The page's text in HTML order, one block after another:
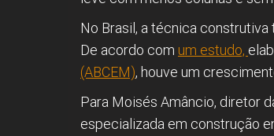
No Brasil, a técnica
De acordo com um estudo,
(ABCEM), houve um
Para Moisés Amâncio, diretor
especializada em construção